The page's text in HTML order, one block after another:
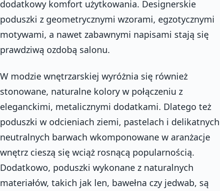
dodatkowy komfort użytkowania. Designerskie
poduszki z geometrycznymi wzorami, egzotycznymi
motywami, a nawet zabawnymi napisami stają się
prawdziwą ozdobą salonu.
W modzie wnętrzarskiej wyróżnia się również
stonowane, naturalne kolory w połączeniu z
eleganckimi, metalicznymi dodatkami. Dlatego też
poduszki w odcieniach ziemi, pastelach i delikatnych
neutralnych barwach wkomponowane w aranżacje
wnętrz cieszą się wciąż rosnącą popularnością.
Dodatkowo, poduszki wykonane z naturalnych
materiałów, takich jak len, bawełna czy jedwab, są